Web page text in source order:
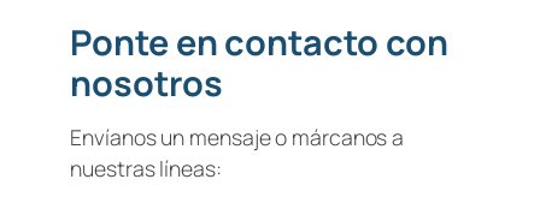
Ponte en contacto con
nosotros
Envíanos un mensaje o márcanos a
nuestras líneas: